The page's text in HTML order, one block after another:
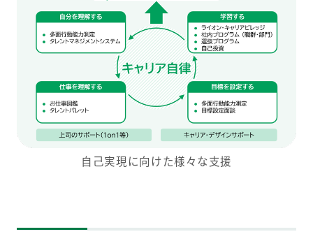
自己実現に向けた様々な支援